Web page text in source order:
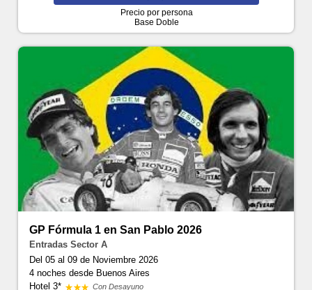
Precio por persona
Base Doble
GP Fórmula 1 en San Pablo 2026
Entradas Sector A
Del 05 al 09 de Noviembre 2026
4 nochesdesde Buenos Aires
Hotel 3*
Con Desayuno